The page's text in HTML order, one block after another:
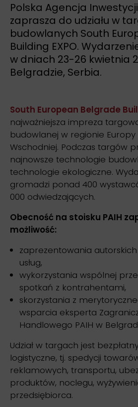
Polska Agencja
zaprasza do udziału w
budowlanych South
Building EXPO.
w dniach 23-26 kwietnia
Belgradzie, Serbia.
South European Belgrade
najważniejsza impreza
budowlanej w regionie Europy
Wschodniej. Podczas targów
najnowsze technologie
technologie ekologiczne.
gromadzi ponad 400
000 odwiedzających.
Obecność na stoisku PAIH
możliwość:
zaprezentowania
usług,
wykorzystania wspólnej
spotkań z kontrahentami,
skorzystania z
wsparcia eksperta
Handlowego PAIH w
Udział w targach jest
logistyczne, tj. spedycji
reklamowych, transportu,
produktów, noclegu,
przedsiębiorca.